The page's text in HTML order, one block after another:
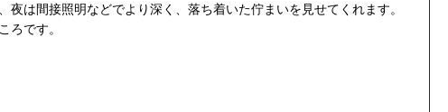
は間接照明などでより深く、落ち着いた佇まいを見せてくれます。
ろです。